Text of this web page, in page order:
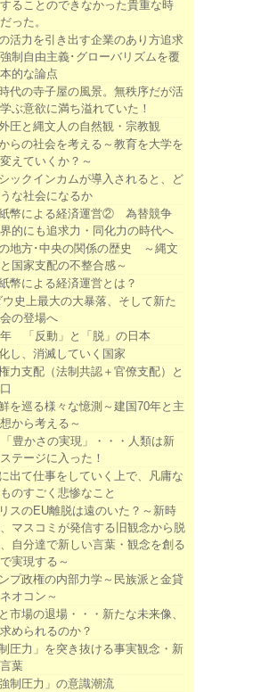
ることのできなかった貴重な時
った。
活力を引き出す企業のあり方追求
制自由主義･グローバリズムを覆
的な論点
代の寺子屋の風景。無秩序だが活
ぶ意欲に満ち溢れていた！
圧と縄文人の自然観・宗教観
らの社会を考える～教育を大学を
えていくか？～
ックインカムが導入されると、ど
な社会になるか
幣による経済運営② 為替競争
的にも追求力・同化力の時代へ
地方･中央の関係の歴史 ～縄文
国家支配の不整合感～
幣による経済運営とは？
ウ史上最大の大暴落、そして新た
の登場へ
年 「反動」と「脱」の日本
し、消滅していく国家
力支配（法制共認＋官僚支配）と
を巡る様々な憶測～建国70年と主
から考える～
「豊かさの実現」・・・人類は新
テージに入った！
出て仕事をしていく上で、凡庸な
のすごく悲惨なこと
スのEU離脱は遠のいた？～新時
マスコミが発信する旧観念から脱
自分達で新しい言葉・観念を創る
実現する～
プ政権の内部力学～民族派と金貸
オコン～
市場の退場・・・新たな未来像、
められるのか？
制圧力」を突き抜ける事実観念・新
葉
制圧力」の意識潮流